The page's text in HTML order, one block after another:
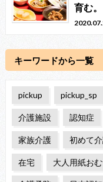
育む
キーワードから一覧
pickup pickup_sp
介護施設 認知症
家族介護 初めて
在宅 大人用紙お